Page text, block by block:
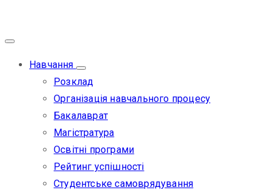
Навчання
Розклад
Організація навчального процесу
Бакалаврат
Магістратура
Освітні програми
Рейтинг успішності
Студентське самоврядування